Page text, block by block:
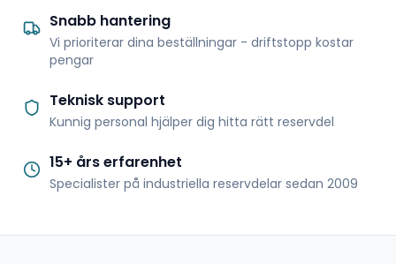
Snabb hantering
Vi prioriterar dina beställningar - driftstopp kostar
pengar
Teknisk support
Kunnig personal hjälper dig hitta rätt reservdel
15+ års erfarenhet
Specialister på industriella reservdelar sedan 2009